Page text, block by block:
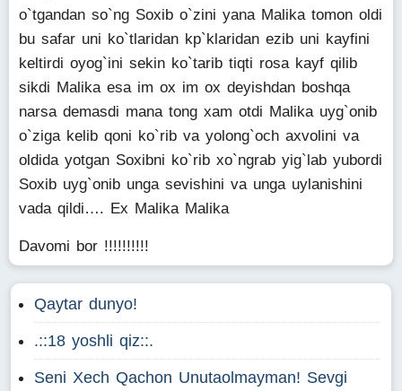
o`tgandan so`ng Soxib o`zini yana Malika tomon oldi
bu safar uni ko`tlaridan kp`klaridan ezib uni kayfini
keltirdi oyog`ini sekin ko`tarib tiqti rosa kayf qilib
sikdi Malika esa im ox im ox deyishdan boshqa
narsa demasdi mana tong xam otdi Malika uyg`onib
o`ziga kelib qoni ko`rib va yolong`och axvolini va
oldida yotgan Soxibni ko`rib xo`ngrab yig`lab yubordi
Soxib uyg`onib unga sevishini va unga uylanishini
vada qildi…. Ex Malika Malika
Davomi bor !!!!!!!!!!
Qaytar dunyo!
.::18 yoshli qiz::.
Seni Xech Qachon Unutaolmayman! Sevgi